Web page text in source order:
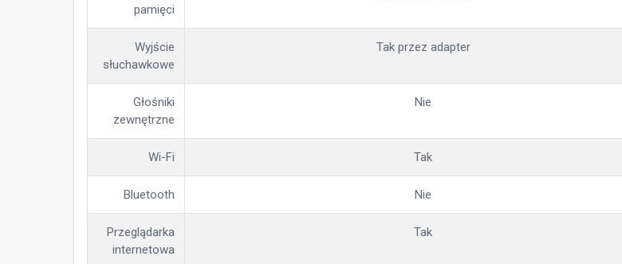
pamięci
Wyjście
słuchawkowe
Tak przez adapter
Głośniki
zewnętrzne
Nie
Wi-Fi Tak
Bluetooth Nie
Przeglądarka
internetowa
Tak